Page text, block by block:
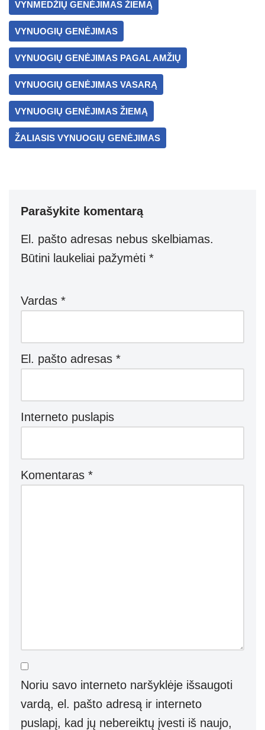
VYNMEDŽIŲ GENĖJIMAS ŽIEMĄ
VYNUOGIŲ GENĖJIMAS
VYNUOGIŲ GENĖJIMAS PAGAL AMŽIŲ
VYNUOGIŲ GENĖJIMAS VASARĄ
VYNUOGIŲ GENĖJIMAS ŽIEMĄ
ŽALIASIS VYNUOGIŲ GENĖJIMAS
Parašykite komentarą
El. pašto adresas nebus skelbiamas.
Būtini laukeliai pažymėti *
Vardas *
El. pašto adresas *
Interneto puslapis
Komentaras *
Noriu savo interneto naršyklėje išsaugoti
vardą, el. pašto adresą ir interneto
puslapį, kad jų nebereiktų įvesti iš naujo,